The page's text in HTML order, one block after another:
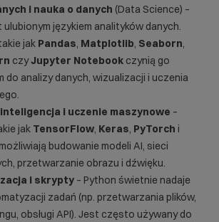
i nauka o danych (Data Science) –
językiem analityków danych.
jak Pandas, Matplotlib, Seaborn,
czyJupyter Notebook czynią go
do analizy danych, wizualizacji i uczenia
i uczenie maszynowe –
jak TensorFlow, Keras, PyTorch i
budowanie modeli AI, sieci
przetwarzanie obrazu i dźwięku.
i skrypty – Python świetnie nadaje
zadań (np. przetwarzania plików,
obsługi API). Jest często używany do